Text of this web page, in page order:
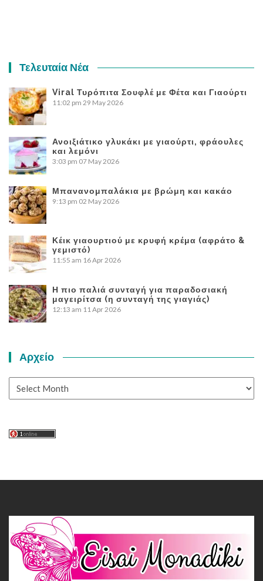
Τελευταία Νέα
Viral Τυρόπιτα Σουφλέ με Φέτα και Γιαούρτι
11:02 pm 29 May 2026
Ανοιξιάτικο γλυκάκι με γιαούρτι, φράουλες
και λεμόνι
3:03 pm 07 May 2026
Μπανανομπαλάκια με βρώμη και κακάο
9:13 pm 02 May 2026
Κέικ γιαουρτιού με κρυφή κρέμα (αφράτο &
γεμιστό)
11:55 am 16 Apr 2026
Η πιο παλιά συνταγή για παραδοσιακή
μαγειρίτσα (η συνταγή της γιαγιάς)
12:13 am 11 Apr 2026
Αρχείο